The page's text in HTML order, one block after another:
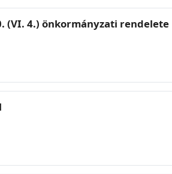
(VI. 4.) önkormányzati rendelete